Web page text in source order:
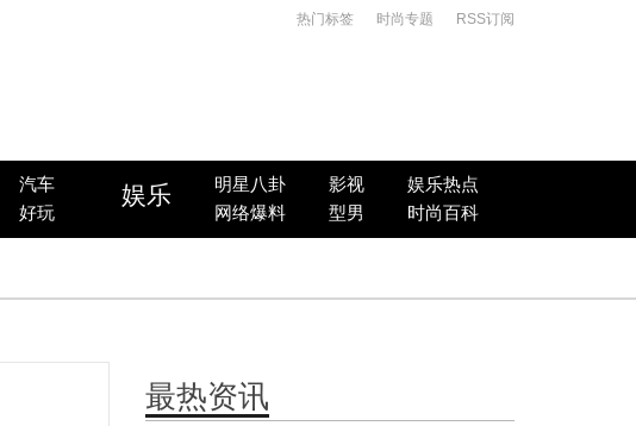
热门标签 时尚专题 RSS订阅
汽车
好玩
娱乐 明星八卦 影视
娱乐热点
网络爆料
型男 时尚百科
最热资讯